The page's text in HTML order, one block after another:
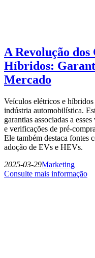
A Revolução
Híbridos:
Mercado
Veículos elétricos e
indústria automobilística.
garantias associadas a
e verificações de pré-
Ele também destaca fontes
adoção de EVs e HEVs.
2025-03-29Marketing
Consulte mais informação